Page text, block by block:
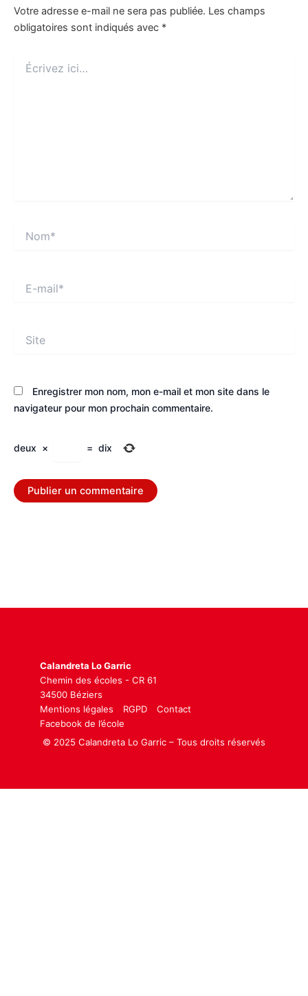
Votre adresse e-mail ne sera pas publiée. Les champs
obligatoires sont indiqués avec *
ici…
mail*
Enregistrer mon nom, mon e-mail et mon site dans le
navigateur pour mon prochain commentaire.
deux × = dix
Calandreta Lo Garric
Chemin des écoles - CR 61
34500 Béziers
Mentions légales
RGPD
Contact
Facebook de l’école
© 2025 Calandreta Lo Garric – Tous droits réservés